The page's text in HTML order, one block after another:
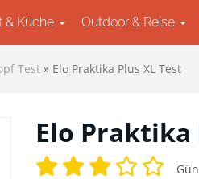
& Küche Outdoor & Reise
Test » Elo Praktika Plus XL Test
Elo Praktika